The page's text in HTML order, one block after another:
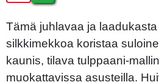
Tämä juhlavaa ja
silkkimekkoa koristaa
kaunis, tilava tulppaani-
muokattavissa asusteilla.